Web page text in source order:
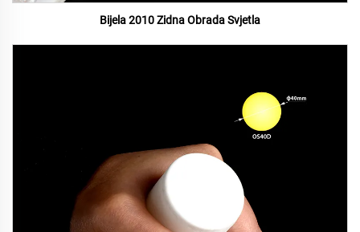
Bijela 2010 Zidna Obrada Svjetla